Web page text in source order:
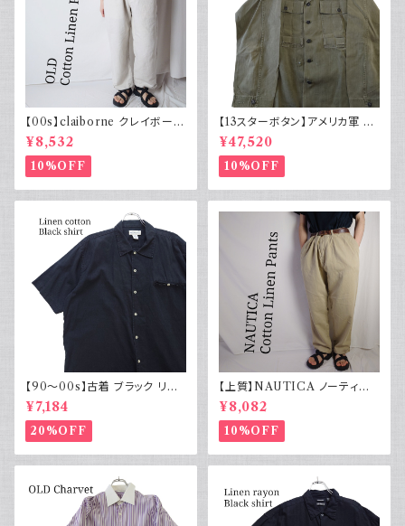
【00s】claiborne クレイボーン
リネンコットンパンツ ツータック
¥8,532
10%OFF
【13スターボタン】アメリカ軍 M
43 HBT ジャケット パッチ 軍物
実物
¥47,520
10%OFF
【90～00s】古着 ブラック リネ
ンコットンシャツ 黒 ボックスシ
ルエット
¥7,184
20%OFF
【上質】NAUTICA ノーティカ
コットンリネンパンツ ツータック
¥8,082
10%OFF